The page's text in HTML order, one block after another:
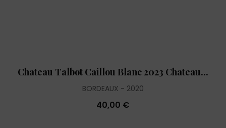
Chateau Talbot Caillou Blanc 2023 Chateau...
BORDEAUX 2020
40,00 €